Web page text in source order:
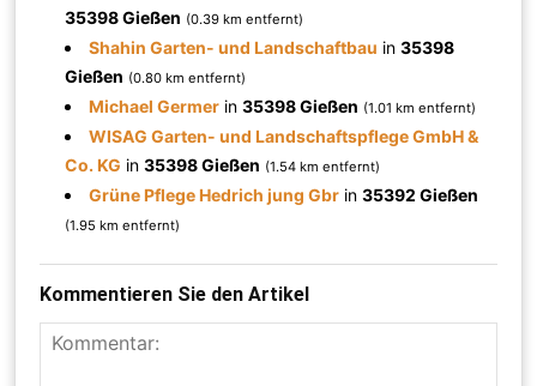
35398 Gießen (0.39 km entfernt)
Shahin Garten- und Landschaftbau in35398
Gießen (0.80 km entfernt)
Michael Germer in35398 Gießen (1.01 km entfernt)
WISAG Garten- und Landschaftspflege GmbH &
Co. KG in35398 Gießen (1.54 km entfernt)
Grüne Pflege Hedrich jung Gbr in35392 Gießen
(1.95 km entfernt)
Kommentieren Sie den Artikel